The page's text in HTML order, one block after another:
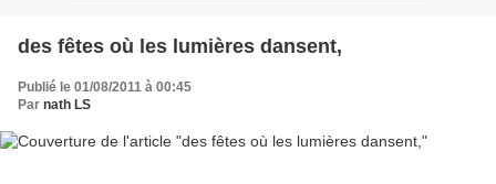
des fêtes où les lumières dansent,
Publié le 01/08/2011 à 00:45
Par nath LS